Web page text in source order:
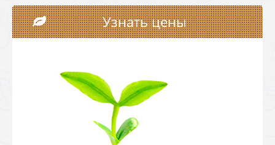
Узнать цены